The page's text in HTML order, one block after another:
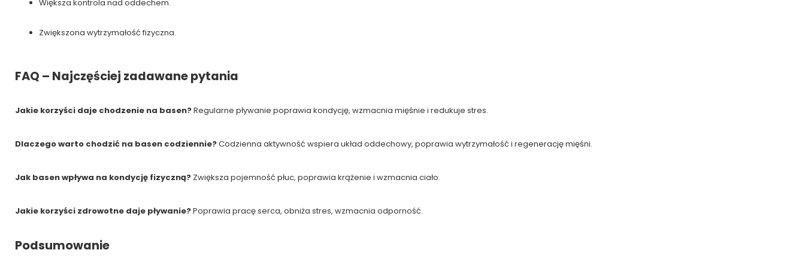
Większa kontrola nad oddechem.
Zwiększona wytrzymałość fizyczna.
FAQ – Najczęściej zadawane pytania
Jakie korzyści daje chodzenie na basen?Regularne pływanie poprawia kondycję, wzmacnia mięśnie i redukuje stres.
Dlaczego warto chodzić na basen codziennie?Codzienna aktywność wspiera układ oddechowy, poprawia wytrzymałość i regenerację mięśni.
Jak basen wpływa na kondycję fizyczną? Zwiększa pojemność płuc, poprawia krążenie i wzmacnia ciało.
Jakie korzyści zdrowotne daje pływanie?Poprawia pracę serca, obniża stres, wzmacnia odporność.
Podsumowanie